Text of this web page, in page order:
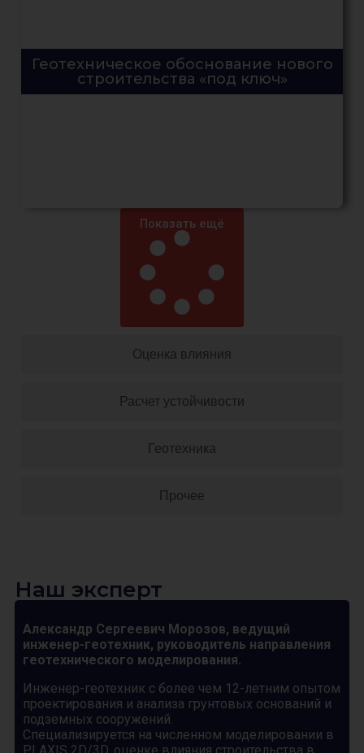
Оценка влияния
Расчет устойчивости
Геотехника
Прочее
Геотехническое обоснование нового
строительства «под ключ»
Показать ещё
Наш эксперт
Александр Сергеевич Морозов, ведущий
инженер-геотехник, руководитель направления
геотехнического моделирования.
Инженер-геотехник с более чем 12-летним опытом
проектирования и анализа грунтовых оснований и
подземных сооружений.
Специализируется на численном моделировании в